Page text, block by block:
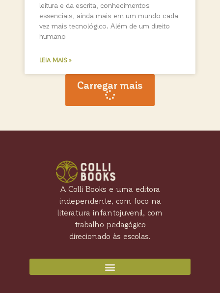
leitura e da escrita, conhecimentos
essenciais, ainda mais em um mundo cada
vez mais tecnológico. Além de um direito
humano
LEIA MAIS »
Carregar mais
A Colli Books e uma editora
independente, com foco na
literatura infantojuvenil, com
trabalho pedagógico
direcionado às escolas.